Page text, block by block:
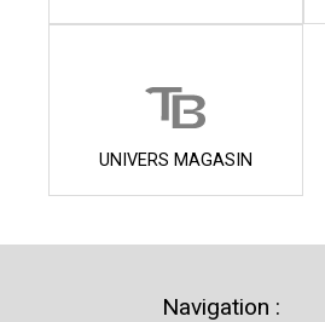
UNIVERS MAGASIN
Navigation :